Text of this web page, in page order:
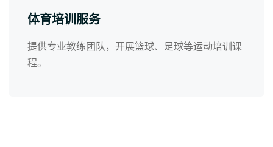
体育培训服务
提供专业教练团队，开展篮球、足球等运动培训课
程。